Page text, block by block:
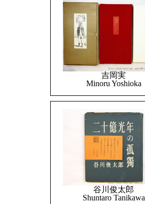
吉岡実
Minoru Yoshioka
谷川俊太郎
Shuntaro Tanikawa